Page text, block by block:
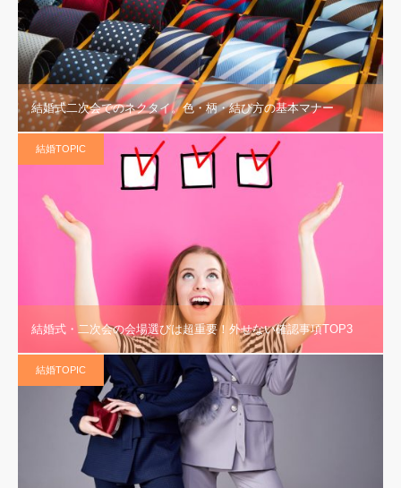
結婚式二次会でのネクタイ。色・柄・結び方の基本マナー
結婚TOPIC
結婚式・二次会の会場選びは超重要！外せない確認事項TOP3
結婚TOPIC